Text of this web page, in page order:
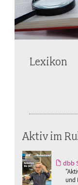
Lexikon
Aktiv im
dbb
und